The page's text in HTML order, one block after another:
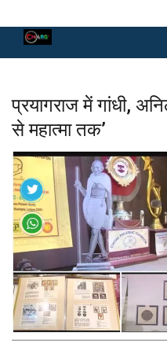
प्रयागराज में गांधी,
से महात्मा तक’